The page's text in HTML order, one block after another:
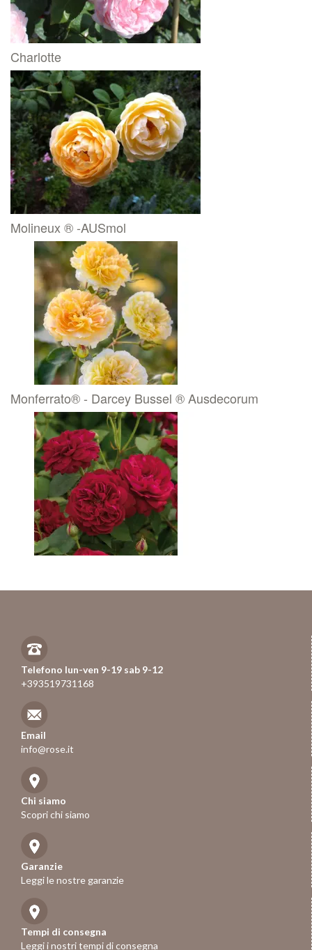
Charlotte
Molineux ® -AUSmol
Monferrato® - Darcey Bussel ® Ausdecorum
Telefono lun-ven 9-19 sab 9-12
+393519731168
Email
info@rose.it
Chi siamo
Scopri chi siamo
Garanzie
Leggi le nostre garanzie
Tempi di consegna
Leggi i nostri tempi di consegna